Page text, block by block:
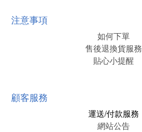
注意事項
如何下單
售後退換貨服務
貼心小提醒
顧客服務
運送/付款服務
網站公告